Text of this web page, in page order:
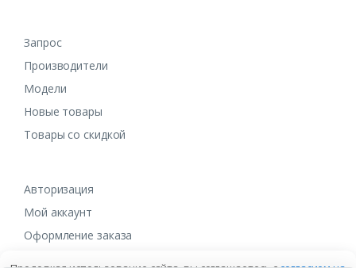
Запрос
Производители
Модели
Новые товары
Товары со скидкой
Авторизация
Мой аккаунт
Оформление заказа